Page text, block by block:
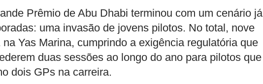
Prêmio de Abu Dhabi terminou com um cenário já
uma invasão de jovens pilotos. No total, nove
Yas Marina, cumprindo a exigência regulatória que
duas sessões ao longo do ano para pilotos que
dois GPs na carreira.